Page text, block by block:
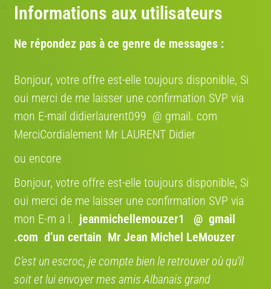
SHIP TO CYCLE DANS TOUTE
L'EUROPE
promo " VENDRE12 "
un service économique et fiable aussi pour les
particuliers. Bénéficiez d’une expertise
professionnelle pour livrer votre vélo partout en
Europe.
COCOLIS, TRANSPORT ENTRE
vente de vélo aussi fluide que possible entre
particuliers. Grâce à notre partenariat avec Cocolis,
nous vous proposons une solution de livraison
pratique, économique et respectueuse de
Où se situe le vélo
Informations aux utilisateurs
Ne répondez pas à ce genre de messages :
Bonjour, votre offre est-elle toujours disponible, Si
oui merci de me laisser une confirmation SVP via
mon E-mail didierlaurent099 @ gmail. com
MerciCordialement Mr LAURENT Didier
ou encore
Bonjour, votre offre est-elle toujours disponible, Si
oui merci de me laisser une confirmation SVP via
mon E-m a l. jeanmichellemouzer1 @ gmail
.com d’un certain Mr Jean Michel LeMouzer
C’est un escroc, je compte bien le retrouver où qu’il
soit et lui envoyer mes amis Albanais grand